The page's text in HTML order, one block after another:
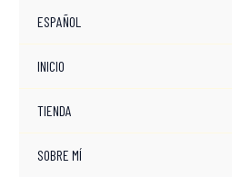
ESPAÑOL
INICIO
TIENDA
SOBRE MÍ